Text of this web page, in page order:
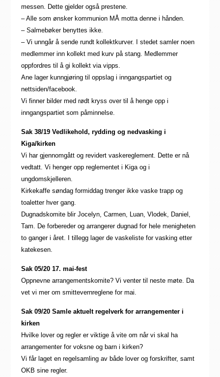
messen. Dette gjelder også prestene.
– Alle som ønsker kommunion MÅ motta denne i hånden.
– Salmebøker benyttes ikke.
– Vi unngår å sende rundt kollektkurver. I stedet samler noen
medlemmer inn kollekt med kurv på stang. Medlemmer
oppfordres til å gi kollekt via vipps.
Ane lager kunngjøring til oppslag i inngangspartiet og
nettsiden/facebook.
Vi finner bilder med rødt kryss over til å henge opp i
inngangspartiet som påminnelse.
Sak 38/19 Vedlikehold, rydding og nedvasking i
Kiga/kirken
Vi har gjennomgått og revidert vaskereglement. Dette er nå
vedtatt. Vi henger opp reglementet i Kiga og i
ungdomskjelleren.
Kirkekaffe søndag formiddag trenger ikke vaske trapp og
toaletter hver gang.
Dugnadskomite blir Jocelyn, Carmen, Luan, Vlodek, Daniel,
Tam. De forbereder og arrangerer dugnad for hele menigheten
to ganger i året. I tillegg lager de vaskeliste for vasking etter
katekesen.
Sak 05/20 17. mai-fest
Oppnevne arrangementskomite? Vi venter til neste møte. Da
vet vi mer om smittevernreglene for mai.
Sak 09/20 Samle aktuelt regelverk for arrangementer i
kirken
Hvilke lover og regler er viktige å vite om når vi skal ha
arrangementer for voksne og barn i kirken?
Vi får laget en regelsamling av både lover og forskrifter, samt
OKB sine regler.